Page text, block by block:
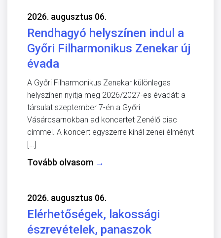
2026. augusztus 06.
Rendhagyó helyszínen indul a
Győri Filharmonikus Zenekar új
évada
A Győri Filharmonikus Zenekar különleges
helyszínen nyitja meg 2026/2027-es évadát: a
társulat szeptember 7-én a Győri
Vásárcsarnokban ad koncertet Zenélő piac
címmel. A koncert egyszerre kínál zenei élményt
[…]
Tovább olvasom →
2026. augusztus 06.
Elérhetőségek, lakossági
észrevételek, panaszok